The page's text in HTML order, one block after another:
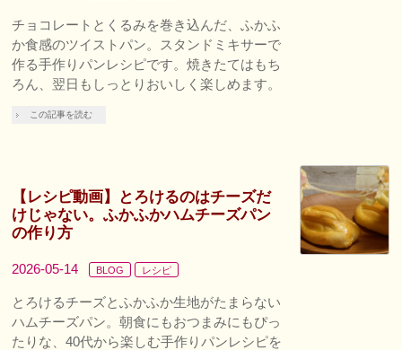
チョコレートとくるみを巻き込んだ、ふかふ
か食感のツイストパン。スタンドミキサーで
作る手作りパンレシピです。焼きたてはもち
ろん、翌日もしっとりおいしく楽しめます。
この記事を読む
【レシピ動画】とろけるのはチーズだ
けじゃない。ふかふかハムチーズパン
の作り方
2026-05-14 BLOG レシピ
とろけるチーズとふかふか生地がたまらない
ハムチーズパン。朝食にもおつまみにもぴっ
たりな、40代から楽しむ手作りパンレシピを